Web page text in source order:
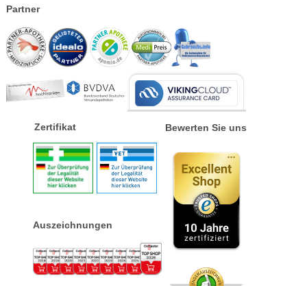
Partner
Zertifikat
Auszeichnungen
Bewerten Sie uns